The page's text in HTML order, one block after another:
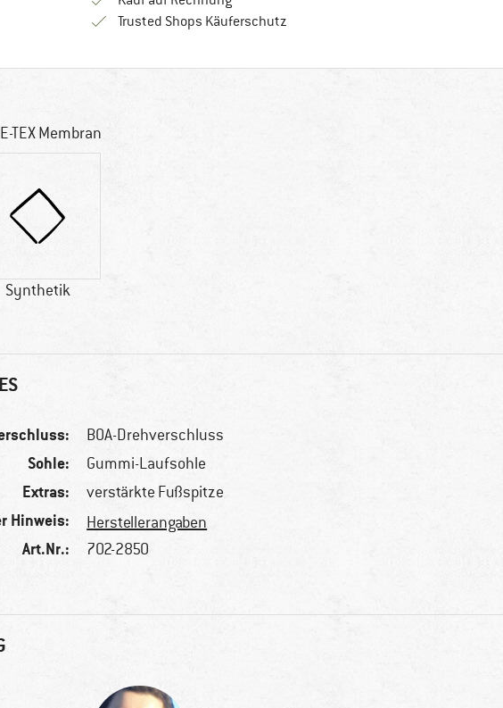
Trusted Shops KäuferschutzFinde alle Infos hier!
TEX Membran
Synthetik
BOA-Drehverschluss
Sohle: Gummi-Laufsohle
Extras: verstärkte Fußspitze
Hinweis: Herstellerangaben
Art.Nr.: 702-2850